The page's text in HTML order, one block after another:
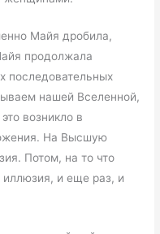
Майя дробила,
продолжала
последовательных
нашей Вселенной,
возникло в
На Высшую
Потом, на то что
и еще раз, и